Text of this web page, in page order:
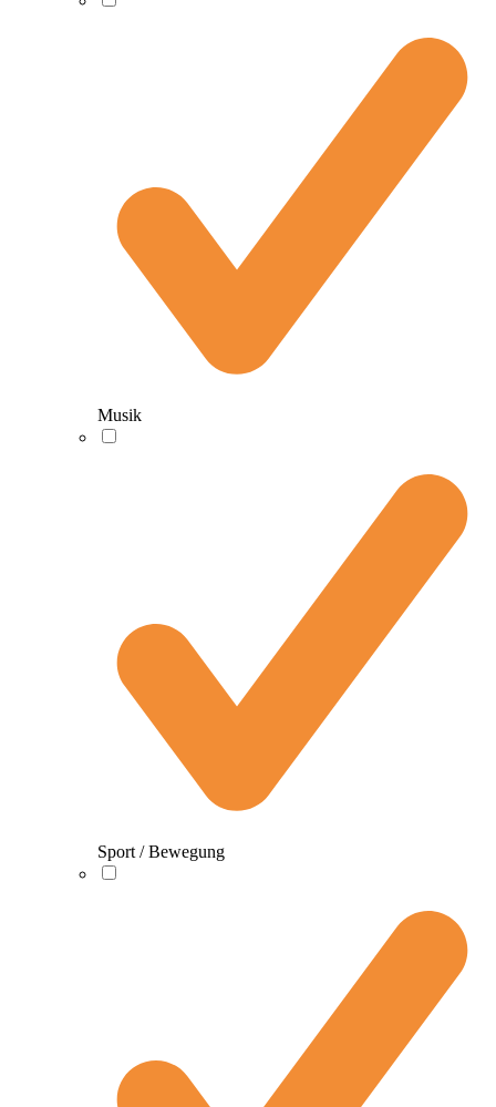
Musik
Sport / Bewegung